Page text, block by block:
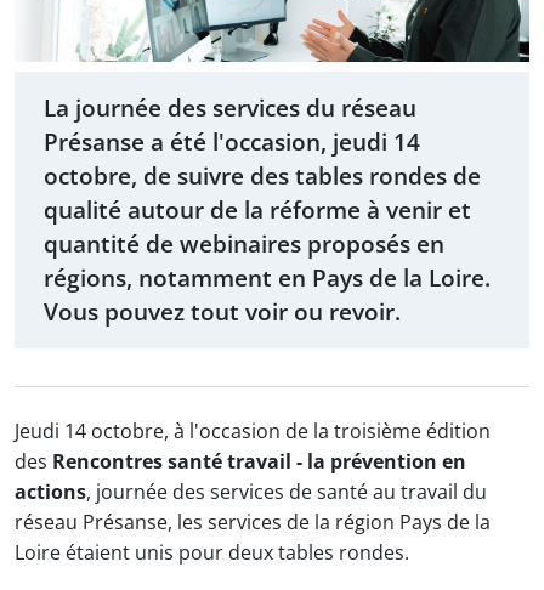
La journée des services du réseau
Présanse a été l'occasion, jeudi 14
octobre, de suivre des tables rondes de
qualité autour de la réforme à venir et
quantité de webinaires proposés en
régions, notamment en Pays de la Loire.
Vous pouvez tout voir ou revoir.
Jeudi 14 octobre, à l'occasion de la troisième édition
des Rencontres santé travail - la prévention en
actions, journée des services de santé au travail du
réseau Présanse, les services de la région Pays de la
Loire étaient unis pour deux tables rondes.